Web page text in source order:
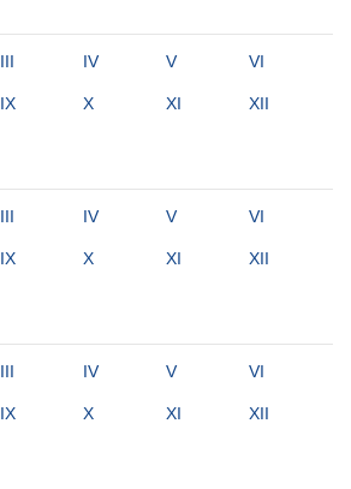
III IV V VI
IX X XI XII
III IV V VI
IX X XI XII
III IV V VI
IX X XI XII